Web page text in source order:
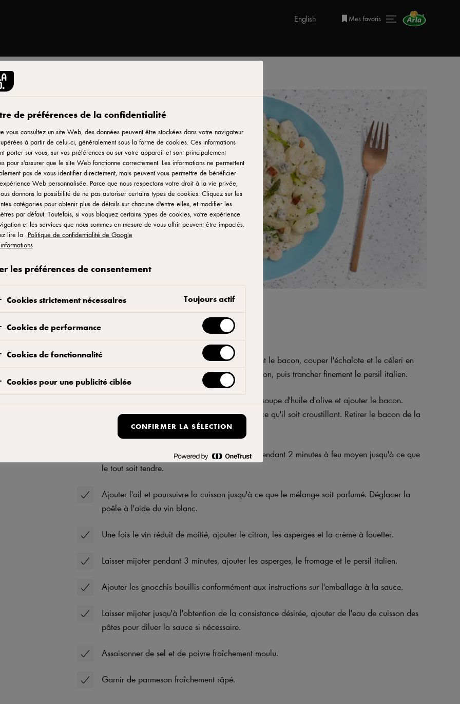
English Mes favoris
sauce
les
Instructions
Préparer tous les ingrédients : trancher finement le bacon, couper l'échalote et le céleri en
petits dés, émincer l'ail, zester et presser le citron, puis trancher finement le persil italien.
Dans une casserole moyenne, chauffer 1 c. à soupe d'huile d'olive et ajouter le bacon.
Remuer le bacon toutes les 2 minutes jusqu'à ce qu'il soit croustillant. Retirer le bacon de la
poêle en y laissant l'huile et la graisse fondue.
Ajouter l'échalote et le céleri à l'huile. Cuire pendant 2 minutes à feu moyen jusqu'à ce que
le tout soit tendre.
Ajouter l'ail et poursuivre la cuisson jusqu'à ce que le mélange soit parfumé. Déglacer la
poêle à l'aide du vin blanc.
Une fois le vin réduit de moitié, ajouter le citron, les asperges et la crème à fouetter.
Laisser mijoter pendant 3 minutes, ajouter les asperges, le fromage et le persil italien.
Ajouter les gnocchis bouillis conformément aux instructions sur l'emballage à la sauce.
Laisser mijoter jusqu'à l'obtention de la consistance désirée, ajouter de l'eau de cuisson des
pâtes pour diluer la sauce si nécessaire.
Assaisonner de sel et de poivre fraîchement moulu.
Garnir de parmesan fraîchement râpé.
de préférences de la confidentialité
vous consultez un site Web, des données peuvent être stockées dans votre navigateur
à partir de celui-ci, généralement sous la forme de cookies. Ces informations
porter sur vous, sur vos préférences ou sur votre appareil et sont principalement
pour s'assurer que le site Web fonctionne correctement. Les informations ne permettent
pas de vous identifier directement, mais peuvent vous permettre de bénéficier
Web personnalisée. Parce que nous respectons votre droit à la vie privée,
donnons la possibilité de ne pas autoriser certains types de cookies. Cliquez sur les
catégories pour obtenir plus de détails sur chacune d'entre elles, et modifier les
par défaut. Toutefois, si vous bloquez certains types de cookies, votre expérience
et les services que nous sommes en mesure de vous offrir peuvent être impactés.
lire la Politique de confidentialité de Google
les préférences de consentement
Cookies strictement nécessaires Toujours actif
Cookies de performance
Cookies de fonctionnalité
Cookies pour une publicité ciblée
CONFIRMER LA SÉLECTION